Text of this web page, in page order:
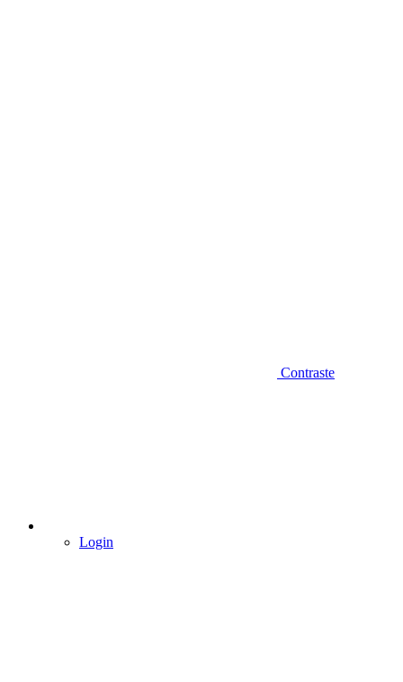
Contraste
Login